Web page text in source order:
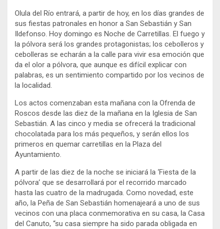
Olula del Río entrará, a partir de hoy, en los días grandes de
sus fiestas patronales en honor a San Sebastián y San
Ildefonso. Hoy domingo es Noche de Carretillas. El fuego y
la pólvora será los grandes protagonistas; los cebolleros y
cebolleras se echarán a la calle para vivir esa emoción que
da el olor a pólvora, que aunque es difícil explicar con
palabras, es un sentimiento compartido por los vecinos de
la localidad.
Los actos comenzaban esta mañana con la Ofrenda de
Roscos desde las diez de la mañana en la Iglesia de San
Sebastián. A las cinco y media se ofrecerá la tradicional
chocolatada para los más pequeños, y serán ellos los
primeros en quemar carretillas en la Plaza del
Ayuntamiento.
A partir de las diez de la noche se iniciará la ‘Fiesta de la
pólvora’ que se desarrollará por el recorrido marcado
hasta las cuatro de la madrugada. Como novedad, este
año, la Peña de San Sebastián homenajeará a uno de sus
vecinos con una placa conmemorativa en su casa, la Casa
del Canuto, “su casa siempre ha sido parada obligada en